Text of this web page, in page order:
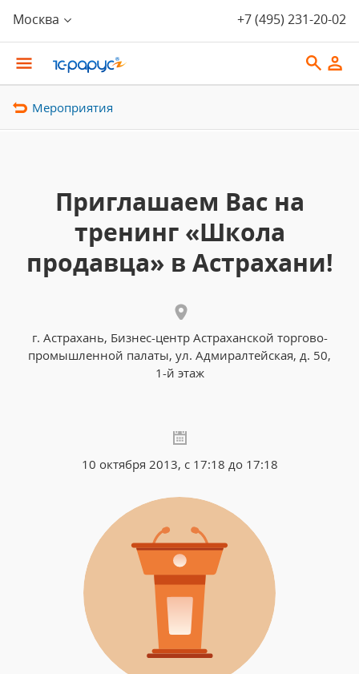
Москва +7 (495) 231-20-02
Мероприятия
Приглашаем Вас на
тренинг «Школа
продавца» в Астрахани!
г. Астрахань, Бизнес-центр Астраханской торгово-
промышленной палаты, ул. Адмиралтейская, д. 50,
1-й этаж
10 октября 2013, с 17:18 до 17:18